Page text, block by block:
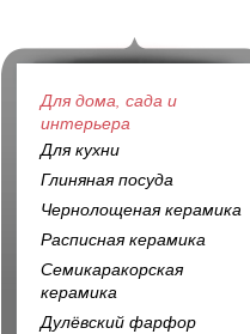
Для дома, сада и
интерьера
Для кухни
Глиняная посуда
Чернолощеная керамика
Расписная керамика
Семикаракорская
керамика
Дулёвский фарфор